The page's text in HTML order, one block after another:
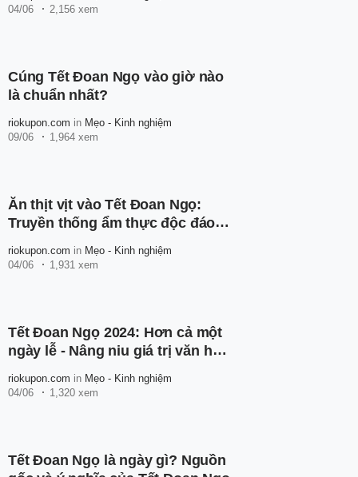
04/06
2,156 xem
Cúng Tết Đoan Ngọ vào giờ nào
là chuẩn nhất?
riokupon.com in Mẹo - Kinh nghiệm
09/06
1,964 xem
Ăn thịt vịt vào Tết Đoan Ngọ:
Truyền thống ẩm thực độc đáo
riokupon.com in Mẹo - Kinh nghiệm
04/06
1,931 xem
Tết Đoan Ngọ 2024: Hơn cả một
ngày lễ - Nâng niu giá trị văn hóa
riokupon.com in Mẹo - Kinh nghiệm
04/06
1,320 xem
Tết Đoan Ngọ là ngày gì? Nguồn